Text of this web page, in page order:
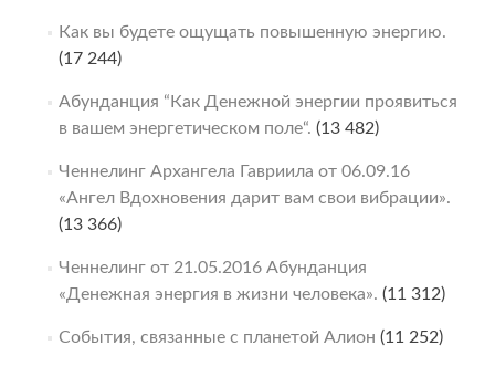
Как вы будете ощущать повышенную энергию.
(17 244)
Абунданция “Как Денежной энергии проявиться
в вашем энергетическом поле“. (13 482)
Ченнелинг Архангела Гавриила от 06.09.16
«Ангел Вдохновения дарит вам свои вибрации».
(13 366)
Ченнелинг от 21.05.2016 Абунданция
«Денежная энергия в жизни человека». (11 312)
События, связанные с планетой Алион (11 252)